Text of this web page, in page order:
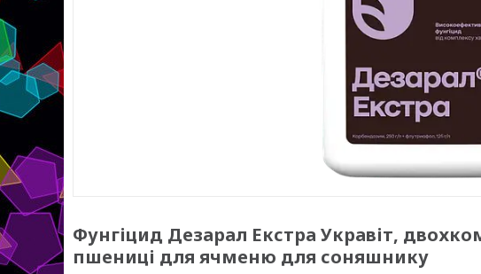
Фунгіцид Дезарал Екстра Укравіт,
пшениці для ячменю для соняшнику